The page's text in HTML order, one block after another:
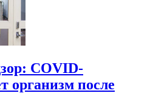
COVID-
организм после